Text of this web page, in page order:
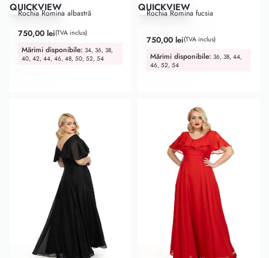
QUICKVIEW
Rochia Romina albastră
750,00 lei(TVA inclus)
Mărimi disponibile: 34, 36, 38,
40, 42, 44, 46, 48, 50, 52, 54
QUICKVIEW
Rochia Romina fucsia
Evaluat la 5.00din 5
750,00 lei(TVA inclus)
Mărimi disponibile: 36, 38, 44,
46, 52, 54